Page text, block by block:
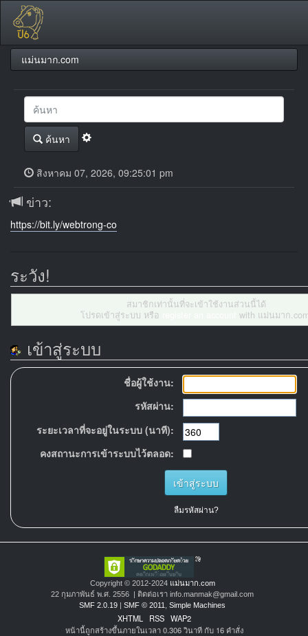
แม่นมาก.com
ค้นหา
สิงหาคม 07, 2026, 09:25:01 pm
ข่าว:
https://bit.ly/webtrong-co
ระวัง!
สมาชิกเท่านั้นที่จะเข้าใช้งานส่วนนี้ได้
โปรดเข้าสู่ระบบ หรือ
with แม่นมาก
เข้าสู่ระบบ
ชื่อผู้ใช้งาน:
รหัสผ่าน:
ระยะเวลาที่จะอยู่ในระบบ (นาที):
คงสถานะการเข้าระบบไว้ตลอด:
ลืมรหัสผ่าน?
Copyright © 2012-2024 แม่นมาก.com
22 กุมภาพันธ์ พ.ศ. 2556 | ติดต่อเรา info.manmak@gmail.com
SMF 2.0.19 | SMF © 2011 Simple Machines
XHTML RSS WAP2
หน้านี้ถูกสร้างขึ้นภายในเวลา 0.306 วินาที กับ 16 คำสั่ง